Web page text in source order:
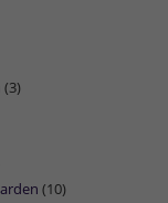
(3)
(10)